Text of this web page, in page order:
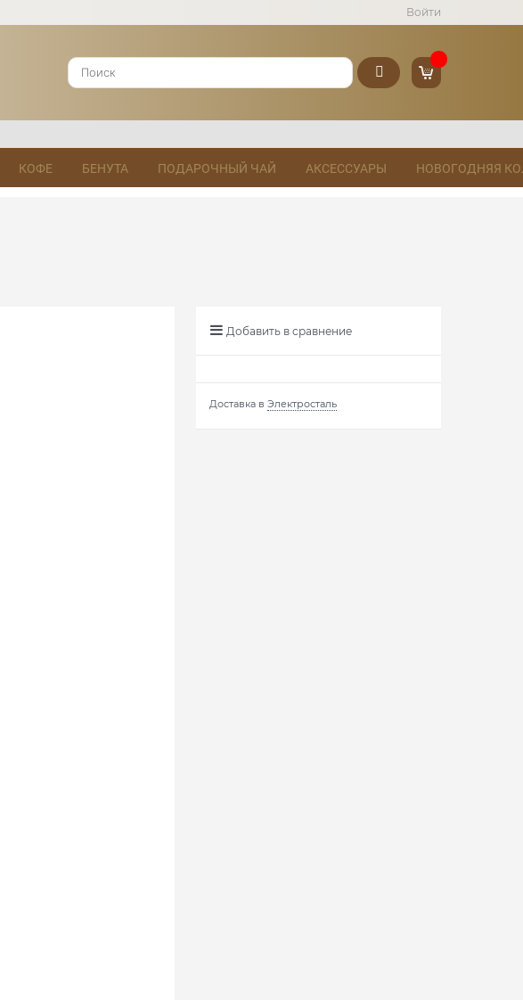
Войти
КОФЕ БЕНУТА ПОДАРОЧНЫЙ ЧАЙ АКСЕССУАРЫ НОВОГОДНЯЯ
Добавить в сравнение
Доставка в Электросталь